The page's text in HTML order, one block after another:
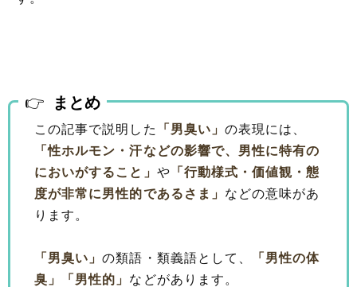
まとめ
この記事で説明した 「男臭い」 の表現には、
「性ホルモン・汗などの影響で、男性に特有の
においがすること」 や 「行動様式・価値観・態
度が非常に男性的であるさま」 などの意味があ
ります。
「男臭い」の類語・類義語として、
「男性の体
臭」
「男性的」 などがあります。